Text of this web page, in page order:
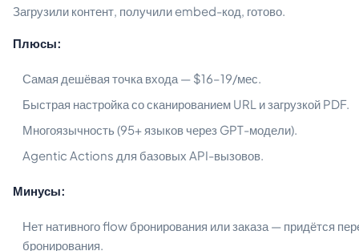
Загрузили контент, получили embed-код, готово.
Плюсы:
Самая дешёвая точка входа — $16–19/мес.
Быстрая настройка со сканированием URL и загрузкой PDF.
Многоязычность (95+ языков через GPT-модели).
Agentic Actions для базовых API-вызовов.
Минусы:
Нет нативного flow бронирования или заказа — придётся
бронирования.